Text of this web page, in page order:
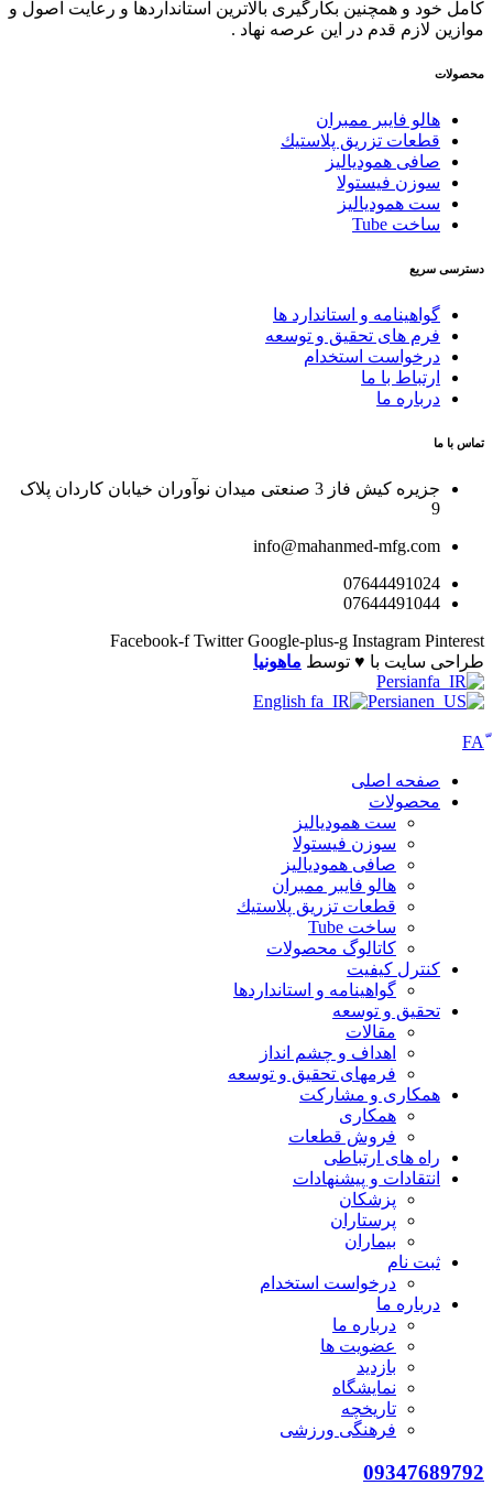
کامل خود و همچنین بکارگیری بالاترین استانداردها و رعایت اصول و
موازین لازم قدم در این عرصه نهاد .
محصولات
هالو فایبر ممبران
قطعات تزريق پلاستيك
صافی همودیالیز
سوزن فیستولا
ست همودیالیز
ساخت Tube
دسترسی سریع
گواهینامه و استاندارد ها
فرم های تحقیق و توسعه
درخواست استخدام
ارتباط با ما
درباره ما
تماس با ما
جزیره کیش فاز 3 صنعتی میدان نوآوران خیابان کاردان پلاک
9
info@mahanmed-mfg.com
07644491024
07644491044
Facebook-f Twitter Google-plus-g Instagram Pinterest
طراحی سایت با ♥️ توسط ماهونیا
Persian
English
Persian
صفحه اصلی
محصولات
ست همودیالیز
سوزن فیستولا
صافی همودیالیز
هالو فایبر ممبران
قطعات تزريق پلاستيك
ساخت Tube
کاتالوگ محصولات
کنترل کیفیت
گواهينامه و استانداردها
تحقيق و توسعه
مقالات
اهداف و چشم انداز
فرمهای تحقیق و توسعه
همکاری و مشارکت
همکاری
فروش قطعات
راه های ارتباطی
انتقادات و پيشنهادات
پزشكان
پرستاران
بيماران
ثبت نام
درخواست استخدام
درباره ما
درباره ما
عضویت ها
بازدید
نمایشگاه
تاريخچه
فرهنگی ورزشی
09347689792